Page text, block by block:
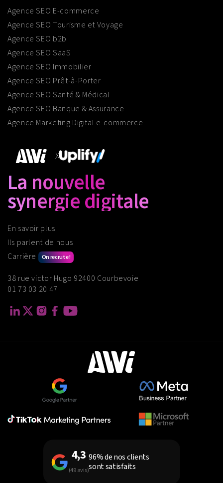
Agence SEO E-commerce
Agence SEO Tourisme et Voyage
Agence SEO b2b
Agence SEO SaaS
Agence SEO Immobilier
Agence SEO Prêt-à-Porter
Agence SEO Santé & Médical
Agence SEO Banque & Assurance
Agence Marketing Digital e-commerce
X
La nouvelle
synergie digitale
En savoir plus
Ils parlent de nous
Carrière
On recrute !
38 rue victor Hugo 92400 Courbevoie
01 73 03 20 47
4,3
(49 avis)
96% de nos clients
sont satisfaits